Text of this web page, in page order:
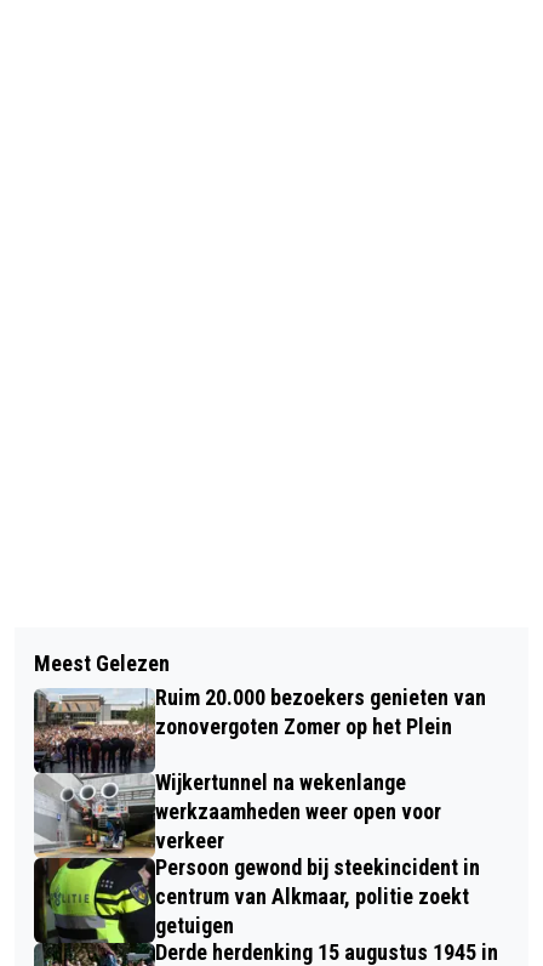
KNRM: ‘WAT ALS DE STORM KOMT’
NIEUWE SINGLE STEF BOS EN FLEUR
NN EGMOND HALVE MARATHON:
KOUD, ONSTUIMIG, RAZENDSNEL EN…
MET EEN NEDERLANDSE WINNAAR!
Meest Gelezen
Ruim 20.000 bezoekers genieten van
zonovergoten Zomer op het Plein
Wijkertunnel na wekenlange
werkzaamheden weer open voor
verkeer
Persoon gewond bij steekincident in
centrum van Alkmaar, politie zoekt
getuigen
Derde herdenking 15 augustus 1945 in